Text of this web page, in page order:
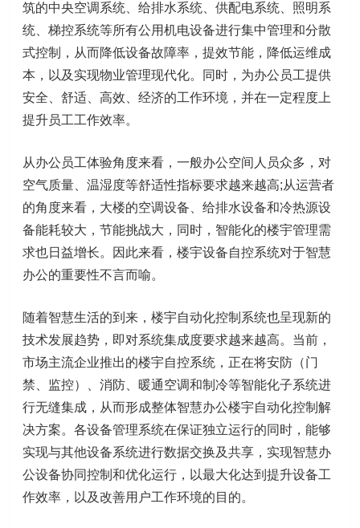
筑的中央空调系统、给排水系统、供配电系统、照明系
统、梯控系统等所有公用机电设备进行集中管理和分散
式控制，从而降低设备故障率，提效节能，降低运维成
本，以及实现物业管理现代化。同时，为办公员工提供
安全、舒适、高效、经济的工作环境，并在一定程度上
提升员工工作效率。
从办公员工体验角度来看，一般办公空间人员众多，对
空气质量、温湿度等舒适性指标要求越来越高;从运营者
的角度来看，大楼的空调设备、给排水设备和冷热源设
备能耗较大，节能挑战大，同时，智能化的楼宇管理需
求也日益增长。因此来看，楼宇设备自控系统对于智慧
办公的重要性不言而喻。
随着智慧生活的到来，楼宇自动化控制系统也呈现新的
技术发展趋势，即对系统集成度要求越来越高。当前，
市场主流企业推出的楼宇自控系统，正在将安防（门
禁、监控）、消防、暖通空调和制冷等智能化子系统进
行无缝集成，从而形成整体智慧办公楼宇自动化控制解
决方案。各设备管理系统在保证独立运行的同时，能够
实现与其他设备系统进行数据交换及共享，实现智慧办
公设备协同控制和优化运行，以最大化达到提升设备工
作效率，以及改善用户工作环境的目的。